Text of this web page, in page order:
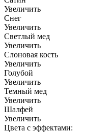
Увеличить
Снег
Увеличить
Светлый мед
Увеличить
Слоновая кость
Увеличить
Голубой
Увеличить
Темный мед
Увеличить
Шалфей
Увеличить
Цвета с эффектами: